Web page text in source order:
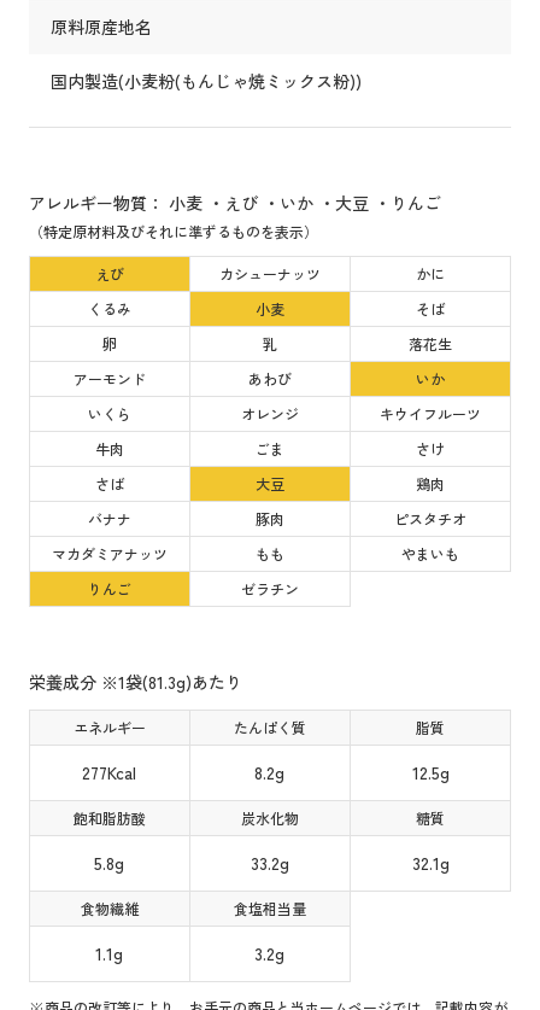
原料原産地名
国内製造(小麦粉(もんじゃ焼ミックス粉))
アレルギー物質： 小麦 ・えび ・いか ・大豆 ・りんご
（特定原材料及びそれに準ずるものを表示）
えび カシューナッツ
かに
くるみ
小麦
そば
卵
乳
落花生
アーモンド
あわび
いか
いくら
オレンジ
キウイフルーツ
牛肉
ごま
さけ
さば
大豆
鶏肉
バナナ
豚肉
ピスタチオ
マカダミアナッツ
もも
やまいも
りんご
ゼラチン
栄養成分 ※1袋(81.3g)あたり
エネルギー
277Kcal
たんぱく質
8.2g
脂質
12.5g
飽和脂肪酸
5.8g
炭水化物
33.2g
糖質
32.1g
食物繊維
1.1g
食塩相当量
3.2g